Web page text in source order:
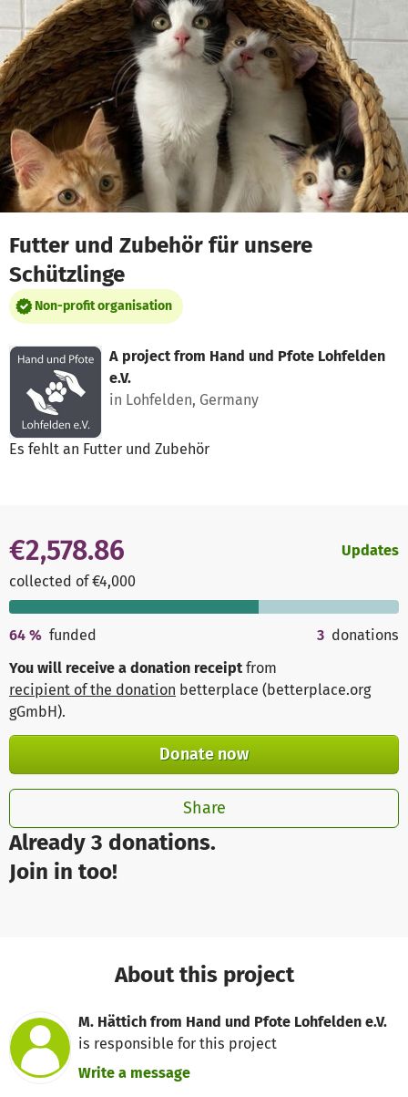
Skip to main content
Show accessibility statement
Futter und Zubehör für unsere
Schützlinge
Non-profit organisation
A project from Hand und Pfote Lohfelden
e.V.
in Lohfelden, Germany
Es fehlt an Futter und Zubehör
Already 3 donations.
Join in too!
€2,578.86
collected of €4,000
Updates
64 % funded 3 donations
You will receive a donation receipt from
recipient of the donation betterplace (betterplace.org
gGmbH).
Donate now
Share
About this project
M. Hättich from Hand und Pfote Lohfelden e.V.
is responsible for this project
Write a message